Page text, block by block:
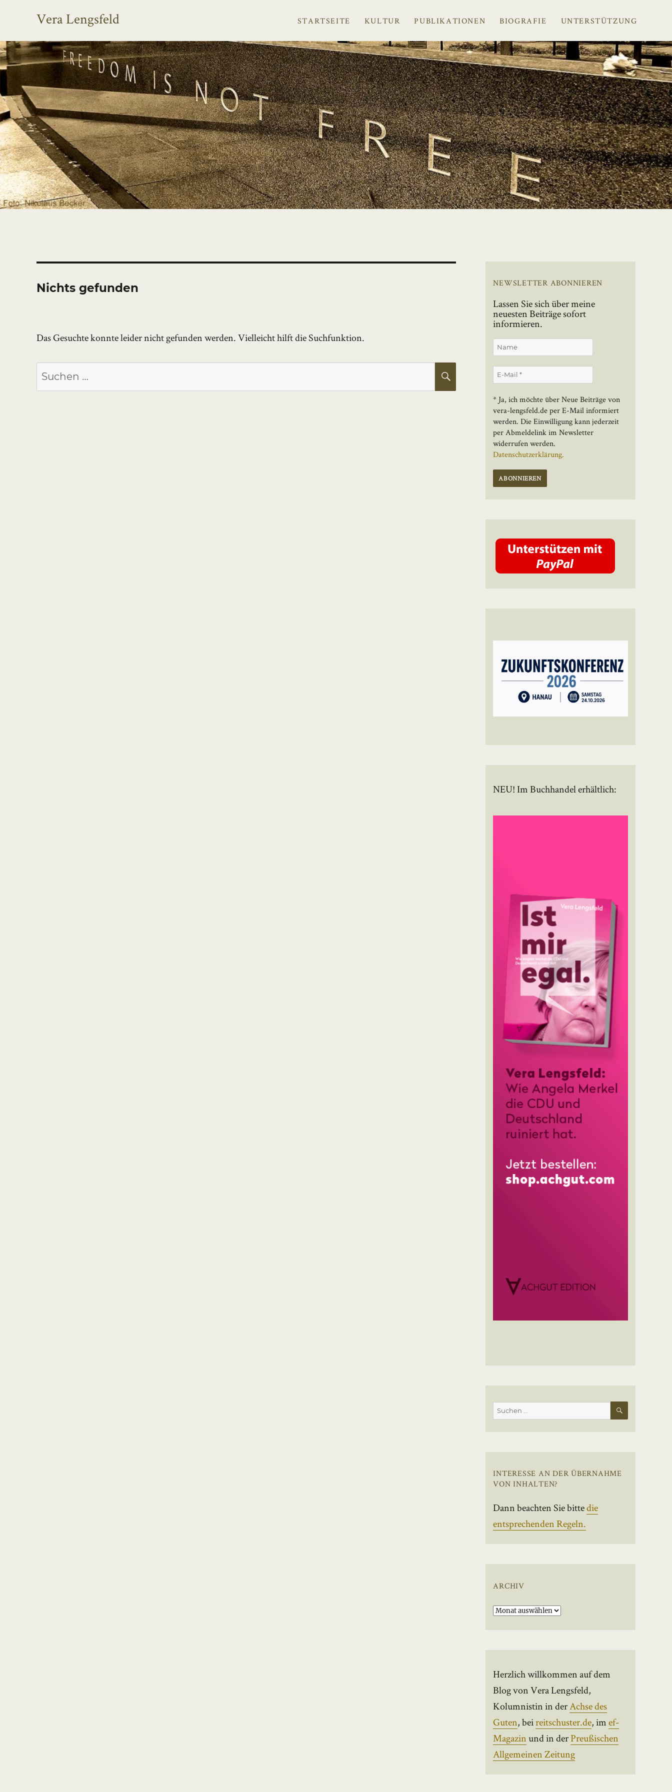
Vera Lengsfeld STARTSEITE KULTUR PUBLIKATIONEN BIOGRAFIE UNTERSTÜTZUNG
Nichts gefunden
Das Gesuchte konnte leider nicht gefunden werden. Vielleicht hilft die Suchfunktion.
Suchen
nach:
SUCHEN
NEWSLETTER ABONNIEREN
Lassen Sie sich über meine
neuesten Beiträge sofort
informieren.
* Ja, ich möchte über Neue Beiträge von
vera-lengsfeld.de per E-Mail informiert
werden. Die Einwilligung kann jederzeit
per Abmeldelink im Newsletter
widerrufen werden.
Datenschutzerklärung.
NEU! Im Buchhandel erhältlich:
Suchen
SUCHEN
INTERESSE AN DER ÜBERNAHME
VON INHALTEN?
Dann beachten Sie bittedie
entsprechenden Regeln.
ARCHIV
Archiv
Herzlich willkommen auf dem
Blog von Vera Lengsfeld,
Kolumnistin in derAchse des
Guten, beireitschuster.de, imef-
Magazinund in derPreußischen
Allgemeinen Zeitung